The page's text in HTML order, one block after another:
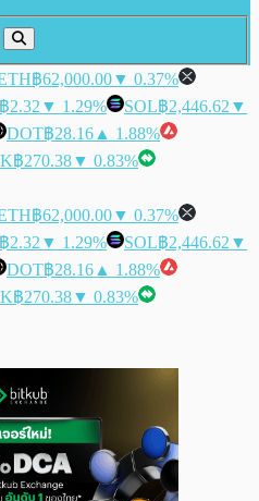
฿62,000.00▼ 0.37%
฿2.32 ▼ 1.29% SOL฿2,446.62 ▼
DOT฿28.16 ▲ 1.88%
฿270.38▼ 0.83%
฿62,000.00▼ 0.37%
฿2.32 ▼ 1.29% SOL฿2,446.62 ▼
DOT฿28.16 ▲ 1.88%
฿270.38▼ 0.83%